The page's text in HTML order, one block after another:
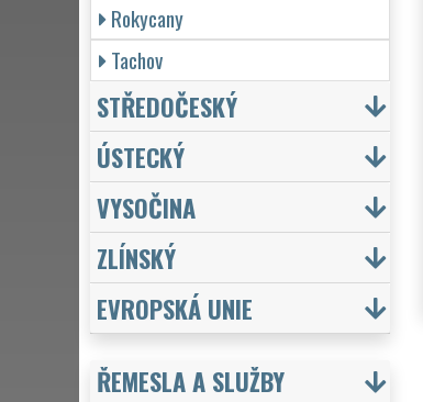
Rokycany
Tachov
STŘEDOČESKÝ
ÚSTECKÝ
VYSOČINA
ZLÍNSKÝ
EVROPSKÁ UNIE
ŘEMESLA A SLUŽBY